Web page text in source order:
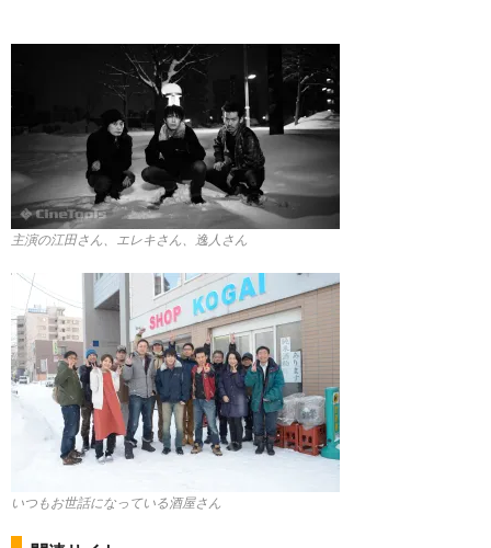
主演の江田さん、エレキさん、逸人さん
いつもお世話になっている酒屋さん